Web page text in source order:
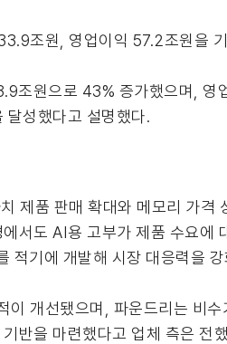
조원, 영업이익 57.2조원을
조원으로 43% 증가했으며,
달성했다고 설명했다.
품 판매 확대와 메모리 가격
서도 AI용 고부가 제품 수요
기에 개발해 시장 대응력을 강
개선됐으며, 파운드리는 비
반을 마련했다고 업체 측은 전